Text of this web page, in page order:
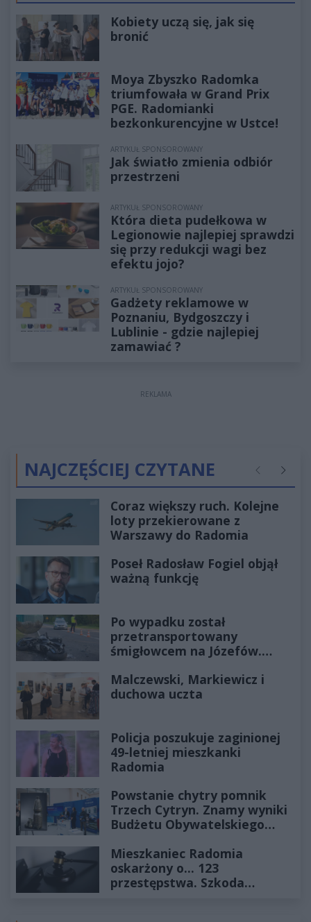
Kobiety uczą się, jak się
bronić
Moya Zbyszko Radomka
triumfowała w Grand Prix
PGE. Radomianki
bezkonkurencyjne w Ustce!
ARTYKUŁ SPONSOROWANY
Jak światło zmienia odbiór
przestrzeni
ARTYKUŁ SPONSOROWANY
Która dieta pudełkowa w
Legionowie najlepiej sprawdzi
się przy redukcji wagi bez
efektu jojo?
ARTYKUŁ SPONSOROWANY
Gadżety reklamowe w
Poznaniu, Bydgoszczy i
Lublinie - gdzie najlepiej
zamawiać ?
REKLAMA
NAJCZĘŚCIEJ CZYTANE Poprzednie
Coraz większy ruch. Kolejne
loty przekierowane z
Warszawy do Radomia
Poseł Radosław Fogiel objął
ważną funkcję
Po wypadku został
przetransportowany
śmigłowcem na Józefów.
Malczewski, Markiewicz i
duchowa uczta
Policja poszukuje zaginionej
49-letniej mieszkanki
Radomia
Powstanie chytry pomnik
Trzech Cytryn. Znamy wyniki
Budżetu Obywatelskiego
Mieszkaniec Radomia
oskarżony o... 123
przestępstwa. Szkoda